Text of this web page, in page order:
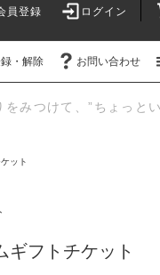
員登録 ログイン
・解除 お問い合わせ
をみつけて、”ちょっと
ット
ギフトチケット